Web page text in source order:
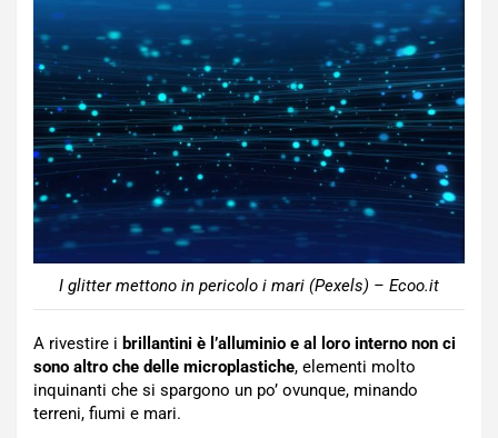
I glitter mettono in pericolo i mari (Pexels) – Ecoo.it
A rivestire i brillantini è l’alluminio e al loro interno non ci
sono altro che delle microplastiche, elementi molto
inquinanti che si spargono un po’ ovunque, minando
terreni, fiumi e mari.